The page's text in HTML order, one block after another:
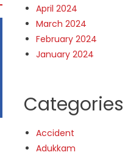
April 2024
March 2024
February 2024
January 2024
Categories
Accident
Adukkam